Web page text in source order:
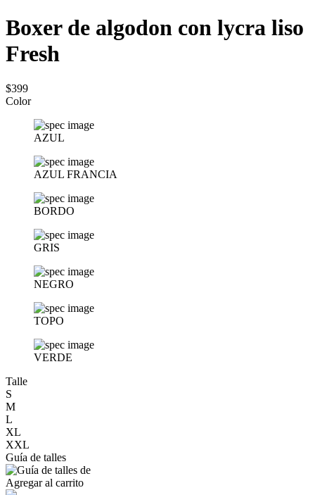
Boxer de algodon con lycra liso
Fresh
$399
Color
AZUL
AZUL FRANCIA
BORDO
GRIS
NEGRO
TOPO
VERDE
Talle
S
M
L
XL
XXL
Guía de talles
Agregar al carrito